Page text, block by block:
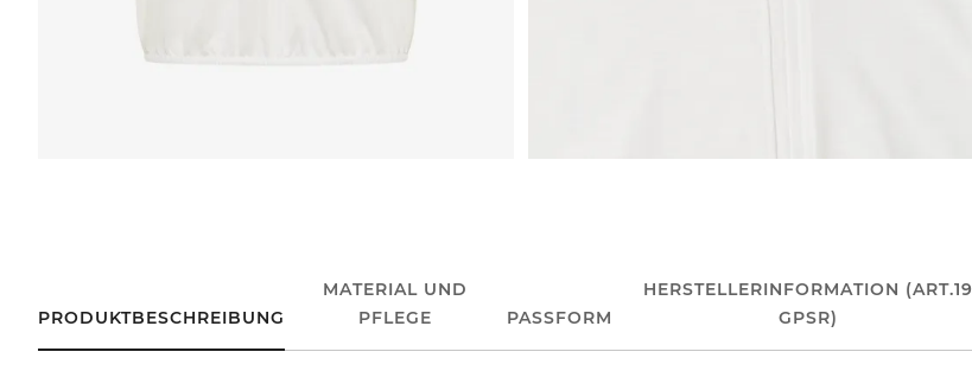
PRODUKTBESCHREIBUNG
MATERIAL UND
PFLEGE
PASSFORM
HERSTELLERINFORMATION (ART.19
GPSR)